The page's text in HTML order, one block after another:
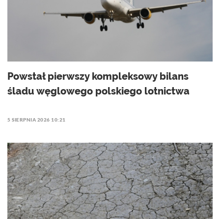
Powstał pierwszy kompleksowy bilans
śladu węglowego polskiego lotnictwa
5 SIERPNIA 2026 10:21